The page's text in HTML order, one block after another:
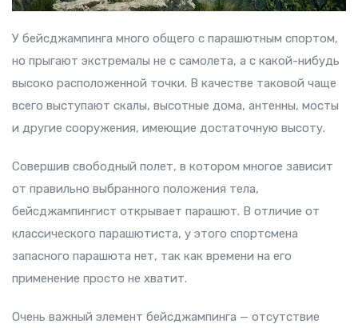
У бейсджампинга много общего с парашютным спортом,
но прыгают экстремалы не с самолета, а с какой-нибудь
высоко расположенной точки. В качестве таковой чаще
всего выступают скалы, высотные дома, антенны, мосты
и другие сооружения, имеющие достаточную высоту.
Совершив свободный полет, в котором многое зависит
от правильно выбранного положения тела,
бейсджампингист открывает парашют. В отличие от
классического парашютиста, у этого спортсмена
запасного парашюта нет, так как времени на его
применение просто не хватит.
Очень важный элемент бейсджампинга — отсутствие